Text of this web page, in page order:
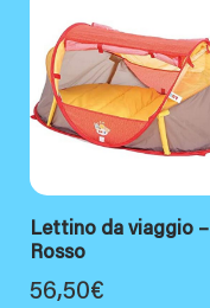
Lettino da viaggio –
Rosso
56,50€